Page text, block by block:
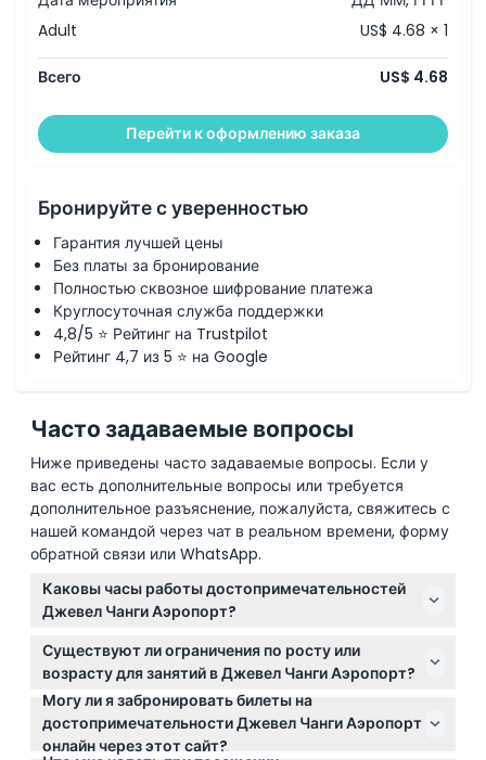
Adult
US$ 4.68 × 1
Всего US$ 4.68
Перейти к оформлению заказа
Бронируйте с уверенностью
Гарантия лучшей цены
Без платы за бронирование
Полностью сквозное шифрование платежа
Круглосуточная служба поддержки
4,8/5 ⭐ Рейтинг на Trustpilot
Рейтинг 4,7 из 5 ⭐ на Google
Часто задаваемые вопросы
Ниже приведены часто задаваемые вопросы. Если у
вас есть дополнительные вопросы или требуется
дополнительное разъяснение, пожалуйста, свяжитесь с
нашей командой через чат в реальном времени, форму
обратной связи или WhatsApp.
Каковы часы работы достопримечательностей
Джевел Чанги Аэропорт?
Достопримечательности Джевел Чанги Аэропорт
обычно работают с 10:00 до 21:00, последний вход за
30 минут до закрытия. Часы работы Кэнопи Парк
немного отличаются, особенно в выходные и
праздничные дни. (подлежат изменению —
Существуют ли ограничения по росту или
возрасту для занятий в Джевел Чанги Аэропорт?
Да, для некоторых аттракционов, таких как Ходячая
Сеть и Пружинистая Сеть, требуется минимальный
рост 110 см. Дети в возрасте от 3 до 12 лет должны
Могу ли я забронировать билеты на
достопримечательности Джевел Чанги Аэропорт
онлайн через этот сайт?